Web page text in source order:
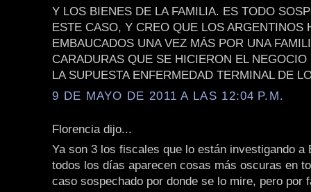
Y LOS BIENES DE LA FAMILIA. ES TODO
ESTE CASO, Y CREO QUE LOS ARGENTINOS
EMBAUCADOS UNA VEZ MÁS POR UNA
CARADURAS QUE SE HICIERON EL NEGOCIO
LA SUPUESTA ENFERMEDAD TERMINAL DE
9 DE MAYO DE 2011 A LAS 12:04 P.M.
Florencia dijo...
Ya son 3 los fiscales que lo están investigando a
todos los días aparecen cosas más oscuras en
caso sospechado por donde se lo mire, pero por